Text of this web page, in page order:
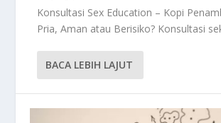
Konsultasi Sex Education – Kopi
Pria, Aman atau Berisiko? Konsultasi
BACA LEBIH LAJUT